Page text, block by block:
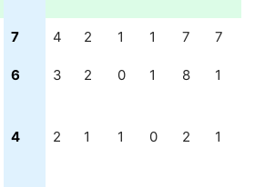
7 4 2 1 1 7 7
6 3 2 0 1 8 1
4 2 1 1 0 2 1